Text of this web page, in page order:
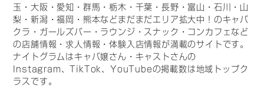
玉・大阪・愛知・群馬・栃木・千葉・長野・富山・石川・山
梨・新潟・福岡・熊本などまだまだエリア拡大中！のキャバ
クラ・ガールズバー・ラウンジ・スナック・コンカフェなど
の店舗情報・求人情報・体験入店情報が満載のサイトです。
ナイトグラムはキャバ嬢さん・キャストさんの
Instagram、TikTok、YouTubeの掲載数は地域トップク
ラスです。